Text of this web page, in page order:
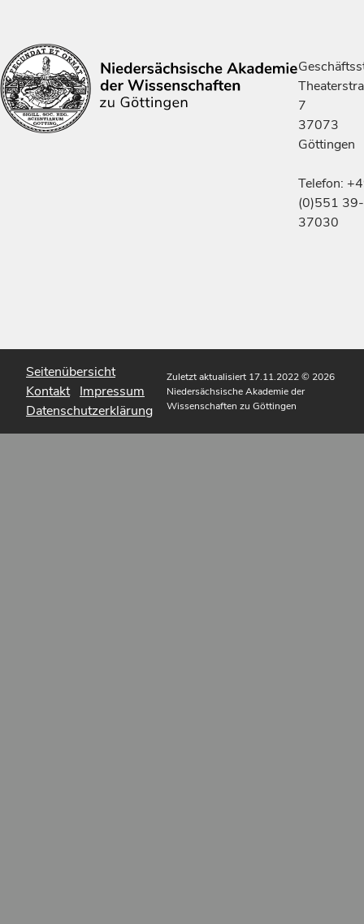
7
37073
Göttingen
Telefon:
(0)551 39-
37030
Seitenübersicht
Kontakt Impressum
Datenschutzerklärung
Zuletzt aktualisiert 17.11.2022© 2026
Niedersächsische Akademie der
Wissenschaften zu Göttingen